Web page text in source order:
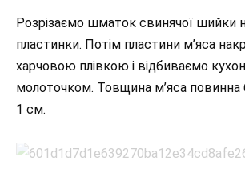
Розрізаємо шматок свинячої шийки
пластинки. Потім пластини м’яса
харчовою плівкою і відбиваємо
молоточком. Товщина м’яса повинна
1 см.